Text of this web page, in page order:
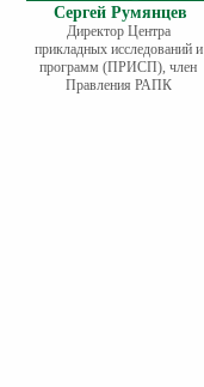
Сергей Румянцев
Директор Центра
прикладных исследований и
программ (ПРИСП), член
Правления РАПК